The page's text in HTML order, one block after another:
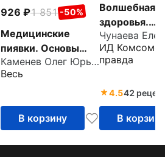
926 1 851 -50%
Медицинские
пиявки. Основы
эустресс-
активации
Метод Гирулайн
Каменев Олег Юрьевич
Весь
В корзину
Волшебная
здоровья.
рецепты
Чунаева
ИД
правда
4.542
В корзину